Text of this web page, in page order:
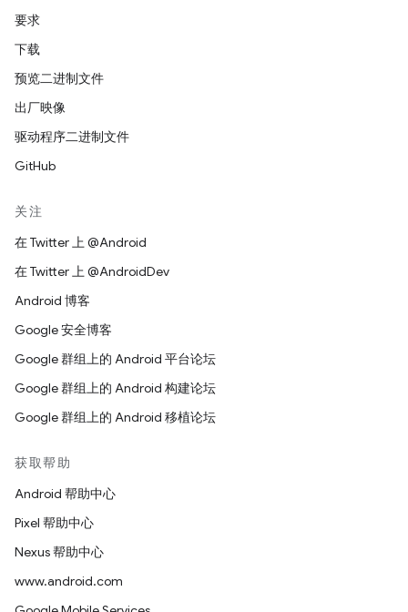
要求
下载
预览二进制文件
出厂映像
驱动程序二进制文件
GitHub
关注
在 Twitter 上 @Android
在 Twitter 上 @AndroidDev
Android 博客
Google 安全博客
Google 群组上的 Android 平台论坛
Google 群组上的 Android 构建论坛
Google 群组上的 Android 移植论坛
获取帮助
Android 帮助中心
Pixel 帮助中心
Nexus 帮助中心
www.android.com